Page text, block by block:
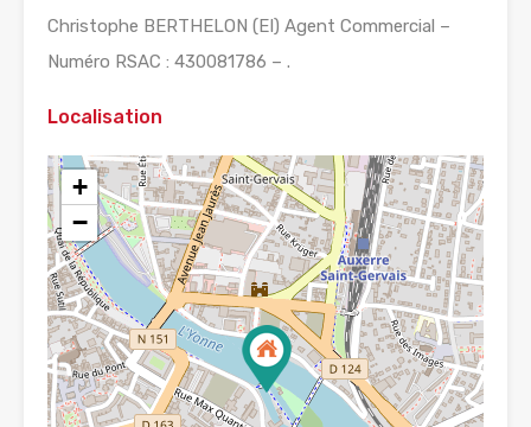
Christophe BERTHELON (EI) Agent Commercial –
Numéro RSAC : 430081786 – .
Localisation
+
−